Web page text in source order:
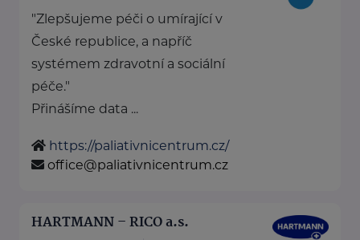
"Zlepšujeme péči o umírající v
České republice, a napříč
systémem zdravotní a sociální
péče."
Přinášíme data ...
https://paliativnicentrum.cz/
office@paliativnicentrum.cz
HARTMANN – RICO a.s.